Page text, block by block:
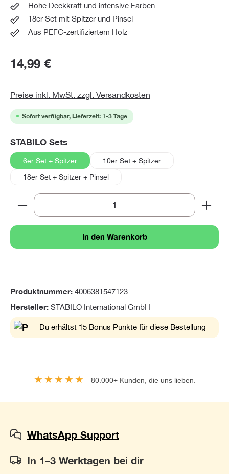
Hohe Deckkraft und intensive Farben
18er Set mit Spitzer und Pinsel
Aus PEFC-zertifiziertem Holz
14,99 €
Preise inkl. MwSt. zzgl. Versandkosten
Sofort verfügbar, Lieferzeit: 1-3 Tage
STABILO Setsauswählen
6er Set + Spitzer
10er Set + Spitzer
18er Set + Spitzer + Pinsel
Produkt Anzahl: Gib den gewünschten Wert ein
In den Warenkorb
Produktnummer: 4006381547123
Hersteller: STABILO International GmbH
Du erhältst 15 Bonus Punkte für diese Bestellung
★★★★★ 80.000+ Kunden, die uns lieben.
WhatsApp Support
In 1–3 Werktagen bei dir